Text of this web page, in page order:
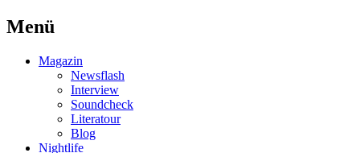
Menü
Magazin
Newsflash
Interview
Soundcheck
Literatour
Blog
Nightlife